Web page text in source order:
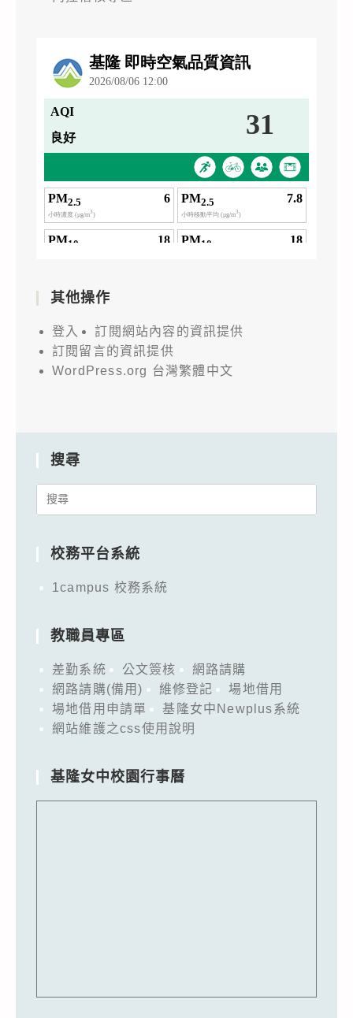
其他操作
登入
訂閱網站內容的資訊提供
訂閱留言的資訊提供
WordPress.org 台灣繁體中文
搜尋
Search
校務平台系統
1campus 校務系統
教職員專區
差勤系統 公文簽核
網路請購
網路請購(備用)
維修登記
場地借用
場地借用申請單
基隆女中Newplus系統
網站維護之css使用說明
基隆女中校園行事曆